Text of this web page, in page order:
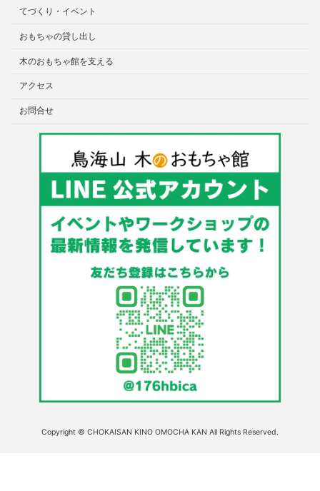
てづくり・イベント
おもちゃの貸し出し
木のおもちゃ館を支える
アクセス
お問合せ
Copyright © CHOKAISAN KINO OMOCHA KAN All Rights Reserved.